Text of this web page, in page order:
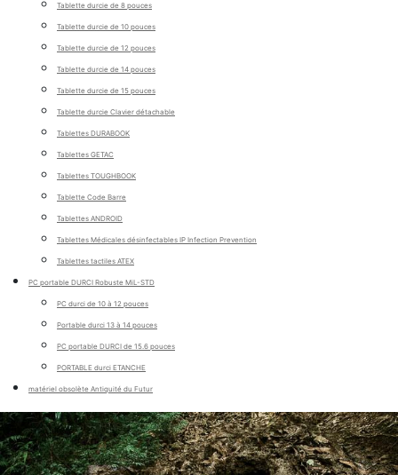
Tablette durcie de 8 pouces
Tablette durcie de 10 pouces
Tablette durcie de 12 pouces
Tablette durcie de 14 pouces
Tablette durcie de 15 pouces
Tablette durcie Clavier détachable
Tablettes DURABOOK
Tablettes GETAC
Tablettes TOUGHBOOK
Tablette Code Barre
Tablettes ANDROID
Tablettes Médicales désinfectables IP Infection Prevention
Tablettes tactiles ATEX
PC portable DURCI Robuste MiL-STD
PC durci de 10 à 12 pouces
Portable durci 13 à 14 pouces
PC portable DURCI de 15.6 pouces
PORTABLE durci ETANCHE
matériel obsolète Antiquité du Futur